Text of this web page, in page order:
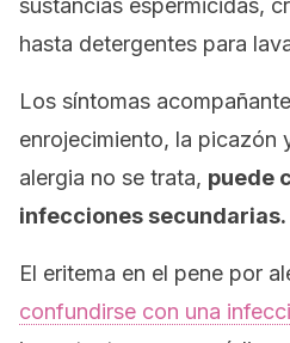
sustancias espermicidas,
hasta detergentes para
Los síntomas
enrojecimiento, la picazón
alergia no se trata, puede
infecciones secundarias.
El eritema en el pene por
confundirse con una